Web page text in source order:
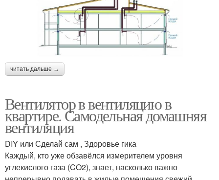
читать дальше →
Вентилятор в вентиляцию в
квартире. Самодельная домашняя
вентиляция
DIY или Сделай сам , Здоровье гика
Каждый, кто уже обзавёлся измерителем уровня
углекислого газа (CO2), знает, насколько важно